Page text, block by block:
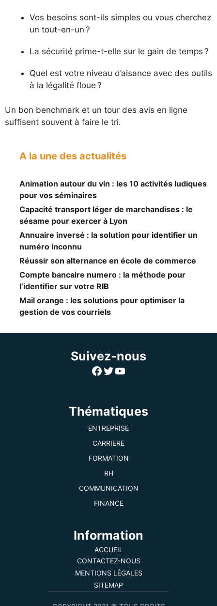
Vos besoins sont-ils simples ou vous cherchez
un tout-en-un ?
La sécurité prime-t-elle sur le gain de temps ?
Quel est votre niveau d’aisance avec des outils
à la légalité floue ?
Un bon benchmark et un tour des avis en ligne
suffisent souvent à faire le tri.
A la une des actualités
Animation autour du vin : les 10 activités ludiques
pour vos séminaires
Capacité transport léger de marchandises : le
sésame pour exercer à Lyon
Annuaire inversé : la solution pour identifier un
numéro inconnu
Réussir son alternance en école de commerce
Compte bancaire numero : la méthode pour
l’identifier sur votre RIB
Mail orange : les solutions pour optimiser la
gestion de vos courriels
Suivez-nous
Facebook
Twitter
YouTube
Thématiques
ENTREPRISE
CARRIERE
FORMATION
RH
COMMUNICATION
FINANCE
Information
ACCUEIL
CONTACTEZ-NOUS
MENTIONS LÉGALES
SITEMAP